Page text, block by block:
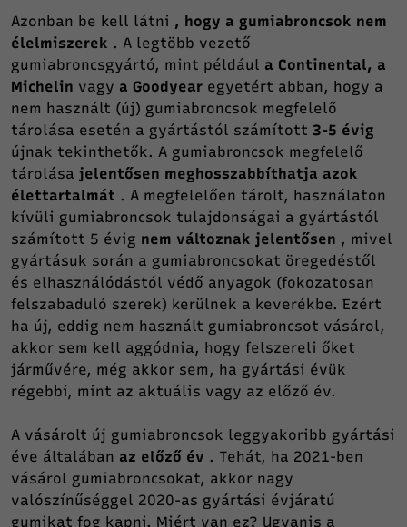
Azonban be kell látni , hogy a gumiabroncsok nem
élelmiszerek . A legtöbb vezető
gumiabroncsgyártó, mint például a Continental, a
Michelin vagy a Goodyear egyetért abban, hogy a
nem használt (új) gumiabroncsok megfelelő
tárolása esetén a gyártástól számított 3-5 évig
újnak tekinthetők. A gumiabroncsok megfelelő
tárolása jelentősen meghosszabbíthatja azok
élettartalmát . A megfelelően tárolt, használaton
kívüli gumiabroncsok tulajdonságai a gyártástól
számított 5 évig nem változnak jelentősen , mivel
gyártásuk során a gumiabroncsokat öregedéstől
és elhasználódástól védő anyagok (fokozatosan
felszabaduló szerek) kerülnek a keverékbe. Ezért
ha új, eddig nem használt gumiabroncsot vásárol,
akkor sem kell aggódnia, hogy felszereli őket
járművére, még akkor sem, ha gyártási évük
régebbi, mint az aktuális vagy az előző év.
A vásárolt új gumiabroncsok leggyakoribb gyártási
éve általában az előző év . Tehát, ha 2021-ben
vásárol gumiabroncsokat, akkor nagy
valószínűséggel 2020-as gyártási évjáratú
gumikat fog kapni. Miért van ez? Ugyanis a